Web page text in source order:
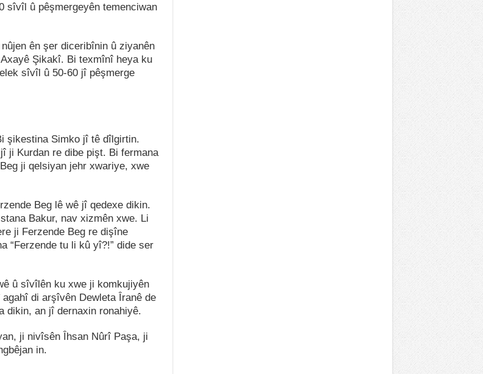
sîvîl û pêşmergeyên temenciwan
ên şer diceribînin û ziyanên
Şikakî. Bi texmînî heya ku
sîvîl û 50-60 jî pêşmerge
şikestina Simko jî tê dîlgirtin.
ji Kurdan re dibe pişt. Bi fermana
ji qelsiyan jehr xwariye, xwe
Beg lê wê jî qedexe dikin.
Bakur, nav xizmên xwe. Li
ji Ferzende Beg re dişîne
“Ferzende tu li kû yî?!” dide ser
û sîvîlên ku xwe ji komkujiyên
di arşîvên Dewleta Îranê de
dikin, an jî dernaxin ronahiyê.
ji nivîsên Îhsan Nûrî Paşa, ji
in.